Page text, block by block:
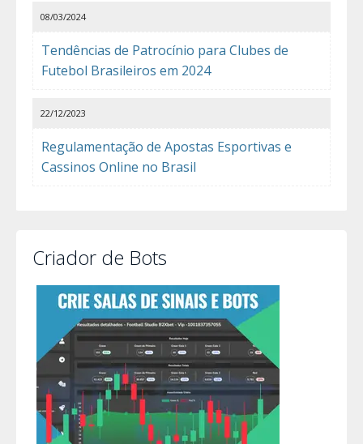
Tendências de Patrocínio para Clubes de
Futebol Brasileiros em 2024
08/03/2024
Regulamentação de Apostas Esportivas e
Cassinos Online no Brasil
22/12/2023
Criador de Bots